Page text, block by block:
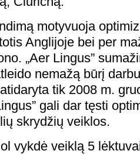
motyvuoja
Anglijoje bei per
„Aer Lingus”
nemažą būrį
tik 2008 m.
gali dar tęsti
skrydžių veiklos.
vykdė veiklą 5